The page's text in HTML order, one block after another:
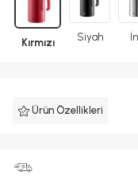
Kırmızı Siyah
Ürün Özellikleri